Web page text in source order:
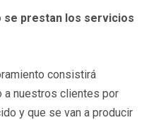
se prestan los servicios
consistirá
a nuestros clientes por
y que se van a producir